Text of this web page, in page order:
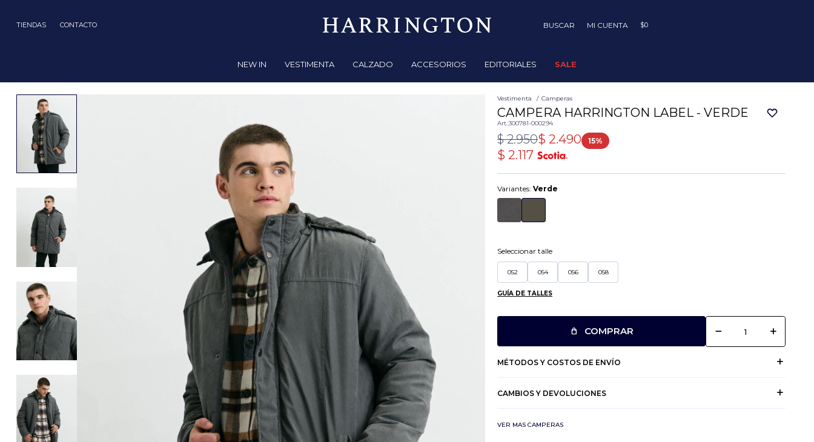
TIENDAS CONTACTO
NEW IN VESTIMENTA CALZADO ACCESORIOS EDITORIALES SALE
$0
Vestimenta Camperas
CAMPERA HARRINGTON LABEL - VERDE
300781-000294
$ 2.490
$ 2.950 15
$ 2.117
Variantes:Verde
Seleccionar talle
052 054 056 058
GUÍA DE TALLES
COMPRAR remove add
MÉTODOS Y COSTOS DE ENVÍO
CAMBIOS Y DEVOLUCIONES
VER MAS CAMPERAS